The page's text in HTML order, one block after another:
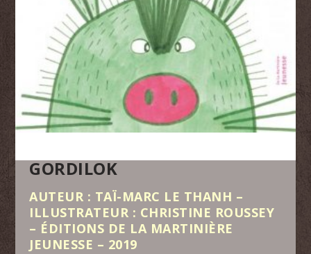
GORDILOK
AUTEUR : TAÏ-MARC LE THANH –
ILLUSTRATEUR : CHRISTINE ROUSSEY
– ÉDITIONS DE LA MARTINIÈRE
JEUNESSE – 2019